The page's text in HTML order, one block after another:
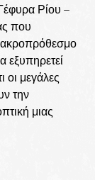
Ρίου –
που
οι μεγάλες
την
μιας